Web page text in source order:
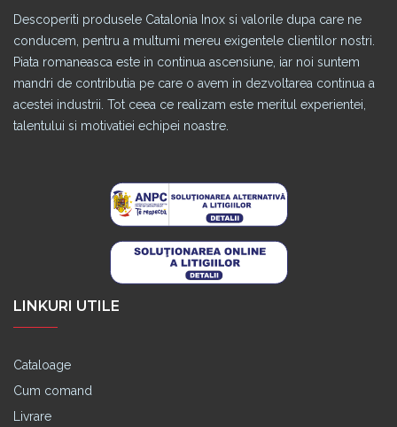
Descoperiti produsele Catalonia Inox si valorile dupa care ne
conducem, pentru a multumi mereu exigentele clientilor nostri.
Piata romaneasca este in continua ascensiune, iar noi suntem
mandri de contributia pe care o avem in dezvoltarea continua a
acestei industrii. Tot ceea ce realizam este meritul experientei,
talentului si motivatiei echipei noastre.
LINKURI UTILE
Cataloage
Cum comand
Livrare